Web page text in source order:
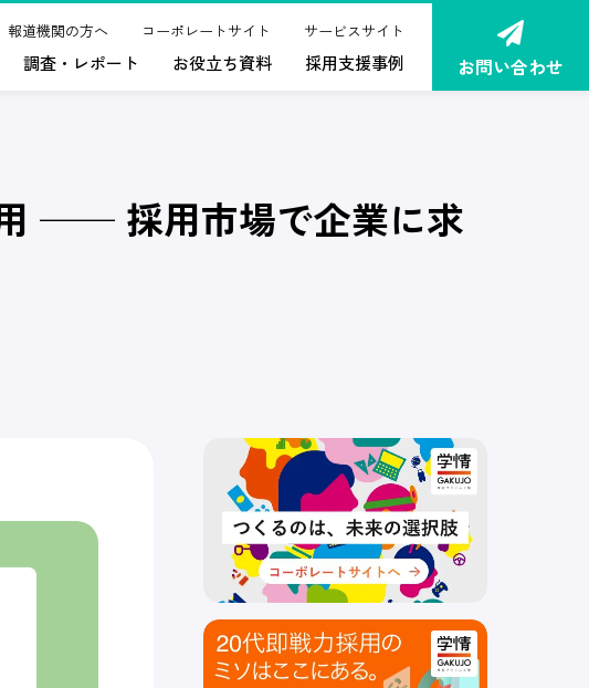
報道機関の方へ コーポレートサイト サービスサイト
調査・レポート お役立ち資料 採用支援事例 お問い合わせ
── 採用市場で企業に求